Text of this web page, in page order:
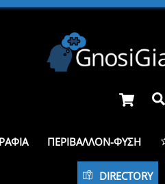
Cart
ΠΕΡΙΒΆΛΛΟΝ-ΦΎΣΗ
DIRECTORY